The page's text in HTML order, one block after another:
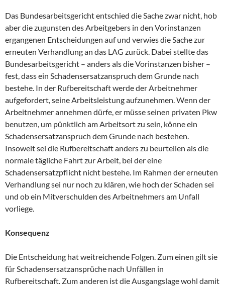
Das Bundesarbeitsgericht entschied die Sache zwar nicht, hob
aber die zugunsten des Arbeitgebers in den Vorinstanzen
ergangenen Entscheidungen auf und verwies die Sache zur
erneuten Verhandlung an das LAG zurück. Dabei stellte das
Bundesarbeitsgericht – anders als die Vorinstanzen bisher –
fest, dass ein Schadensersatzanspruch dem Grunde nach
bestehe. In der Rufbereitschaft werde der Arbeitnehmer
aufgefordert, seine Arbeitsleistung aufzunehmen. Wenn der
Arbeitnehmer annehmen dürfe, er müsse seinen privaten Pkw
benutzen, um pünktlich am Arbeitsort zu sein, könne ein
Schadensersatzanspruch dem Grunde nach bestehen.
Insoweit sei die Rufbereitschaft anders zu beurteilen als die
normale tägliche Fahrt zur Arbeit, bei der eine
Schadensersatzpflicht nicht bestehe. Im Rahmen der erneuten
Verhandlung sei nur noch zu klären, wie hoch der Schaden sei
und ob ein Mitverschulden des Arbeitnehmers am Unfall
vorliege.
Konsequenz
Die Entscheidung hat weitreichende Folgen. Zum einen gilt sie
für Schadensersatzansprüche nach Unfällen in
Rufbereitschaft. Zum anderen ist die Ausgangslage wohl damit